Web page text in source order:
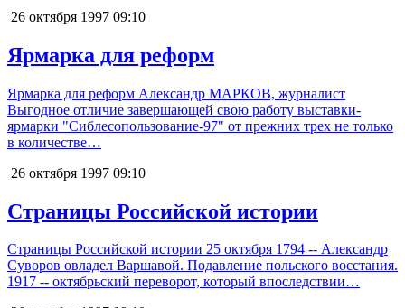
26 октября 1997 09:10
Ярмарка для реформ
Ярмарка для реформ Александр МАРКОВ, журналист
Выгодное отличие завершающей свою работу выставки-
ярмарки "Сиблесопользование-97" от прежних трех не только
в количестве…
26 октября 1997 09:10
Страницы Российской истории
Страницы Российской истории 25 октября 1794 -- Александр
Суворов овладел Варшавой. Подавление польского восстания.
1917 -- октябрьский переворот, который впоследствии…